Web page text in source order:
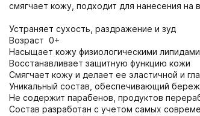
смягчает кожу, подходит для нанесения на
Устраняет сухость, раздражение и зуд
Возраст 0+
Насыщает кожу физиологическими липидами
Восстанавливает защитную функцию кожи
Смягчает кожу и делает ее эластичной и
Уникальный состав, обеспечивающий
Не содержит парабенов, продуктов
Состав разработан с учетом самых